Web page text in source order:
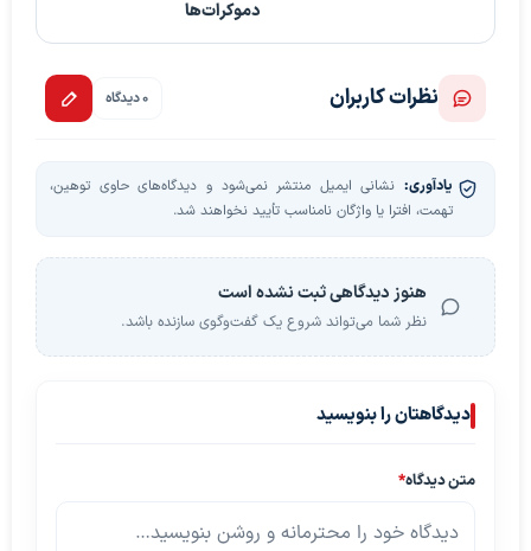
دموکرات‌ها
نظرات کاربران 0 دیدگاه
یادآوری: نشانی ایمیل منتشر نمی‌شود و دیدگاه‌های حاوی توهین،
تهمت، افترا یا واژگان نامناسب تأیید نخواهند شد.
هنوز دیدگاهی ثبت نشده است
نظر شما می‌تواند شروع یک گفت‌وگوی سازنده باشد.
دیدگاهتان را بنویسید
متن دیدگاه*